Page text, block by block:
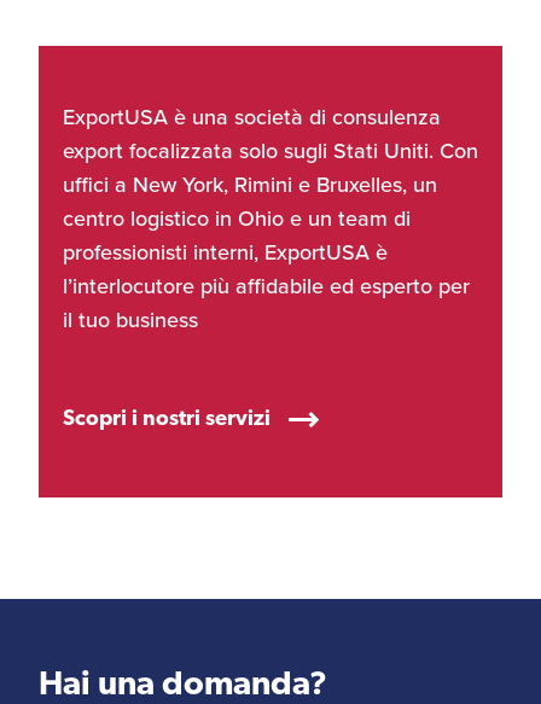
ExportUSA è una società di consulenza
export focalizzata solo sugli Stati Uniti. Con
uffici a New York, Rimini e Bruxelles, un
centro logistico in Ohio e un team di
professionisti interni, ExportUSA è
l’interlocutore più affidabile ed esperto per
il tuo business
Scopri i nostri servizi
Hai una domanda?